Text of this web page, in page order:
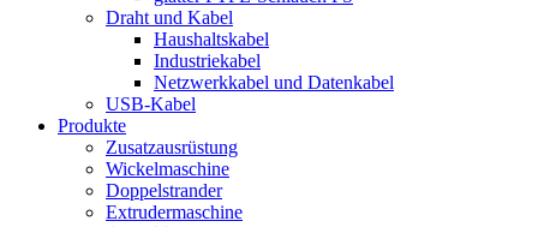
Draht und Kabel
Haushaltskabel
Industriekabel
Netzwerkkabel und Datenkabel
USB-Kabel
Produkte
Zusatzausrüstung
Wickelmaschine
Doppelstrander
Extrudermaschine